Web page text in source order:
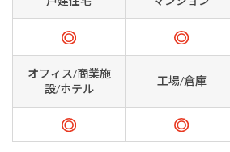
オフィス/商業施
設/ホテル
工場/倉庫